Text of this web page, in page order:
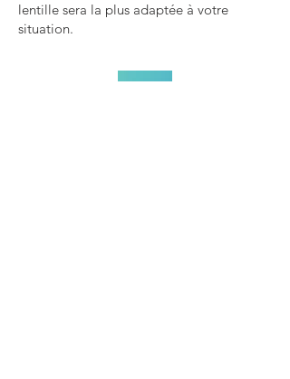
lentille sera la plus adaptée à votre
situation.